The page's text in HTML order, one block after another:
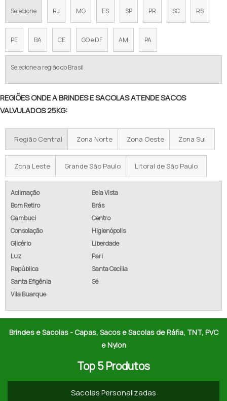
TECIDO RÁFIA PARA SACOLAS
SACOLAS DE RÁFIA EM SP
SACOLA DE RAFIA PARA CESTA BÁSICA
SACOLA DE RAFIA COM ZÍPER
SACOLA DE RAFIA COM ALÇA
SACOLA DE RAFIA PRONTA ENTREGA
SACOLA DE RAFIA VAREJO
SACOLAS DE RÁFIA COMPRAR
FORNECEDORES DE SACOLAS DE RÁFIA
PREÇO DE SACOLA DE RÁFIA
EMPRESAS DE SACOLAS DE RÁFIA
VENDA DE SACOLAS DE RÁFIA
COTAR SACOLAS DE RÁFIA
COMPRAR SACOLAS DE RÁFIA
SACO RÁFIA PARA ENTULHO
SACOLA DE RÁFIA LAMINADA PERSONALIZADA
Selecione RJ MG ES SP PR SC RS
PE BA CE GO e DF AM PA
Selecione a região do Brasil
REGIÕES ONDE A BRINDES E SACOLAS ATENDE SACOS
VALVULADOS 25KG:
Região Central Zona Norte Zona Oeste Zona Sul
Zona Leste Grande São Paulo Litoral de São Paulo
Aclimação
Bela Vista
Bom Retiro
Brás
Cambuci
Centro
Consolação
Higienópolis
Glicério
Liberdade
Luz
Pari
República
Santa Cecília
Santa Efigênia
Sé
Vila Buarque
Brindes e Sacolas - Capas, Sacos e Sacolas de Ráfia, TNT, PVC
e Nylon
Top 5 Produtos
Sacolas Personalizadas